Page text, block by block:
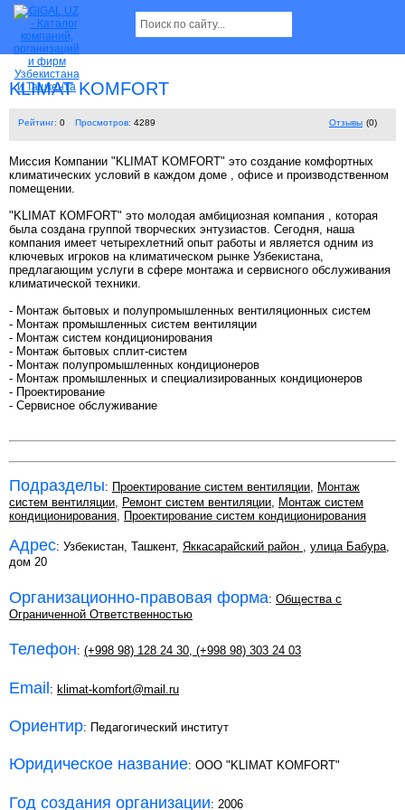
KLIMAT KOMFORT
Рейтинг: 0 Просмотров: 4289 Отзывы (0)
Миссия Компании "KLIMAT KOMFORT" это создание комфортных
климатических условий в каждом доме , офисе и производственном
помещении.
"KLIMAT КOMFORT" это молодая амбициозная компания , которая
была создана группой творческих энтузиастов. Сегодня, наша
компания имеет четырехлетний опыт работы и является одним из
ключевых игроков на климатическом рынке Узбекистана,
предлагающим услуги в сфере монтажа и сервисного обслуживания
климатической техники.
- Монтаж бытовых и полупромышленных вентиляционных систем
- Монтаж промышленных систем вентиляции
- Монтаж систем кондиционирования
- Монтаж бытовых сплит-систем
- Монтаж полупромышленных кондиционеров
- Монтаж промышленных и специализированных кондиционеров
- Проектирование
- Сервисное обслуживание
Подразделы: Проектирование систем вентиляции, Монтаж
систем вентиляции, Ремонт систем вентиляции, Монтаж систем
кондиционирования, Проектирование систем кондиционирования
Адрес: Узбекистан, Ташкент, Яккасарайский район , улица Бабура,
дом 20
Организационно-правовая форма: Общества с
Ограниченной Ответственностью
Телефон: (+998 98) 128 24 30, (+998 98) 303 24 03
Email: klimat-komfort@mail.ru
Ориентир: Педагогический институт
Юридическое название: OOO "KLIMAT KOMFORT"
Год создания организации: 2006